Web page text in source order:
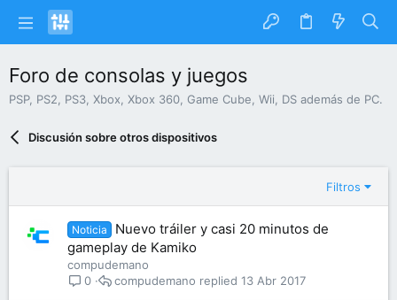
Foro de consolas y juegos
PSP, PS2, PS3, Xbox, Xbox 360, Game Cube, Wii, DS además de PC.
Discusión sobre otros dispositivos
Filtros
Noticia
Nuevo tráiler y casi 20 minutos de
gameplay de Kamiko
compudemano
0
13 Abr 2017
compudemano